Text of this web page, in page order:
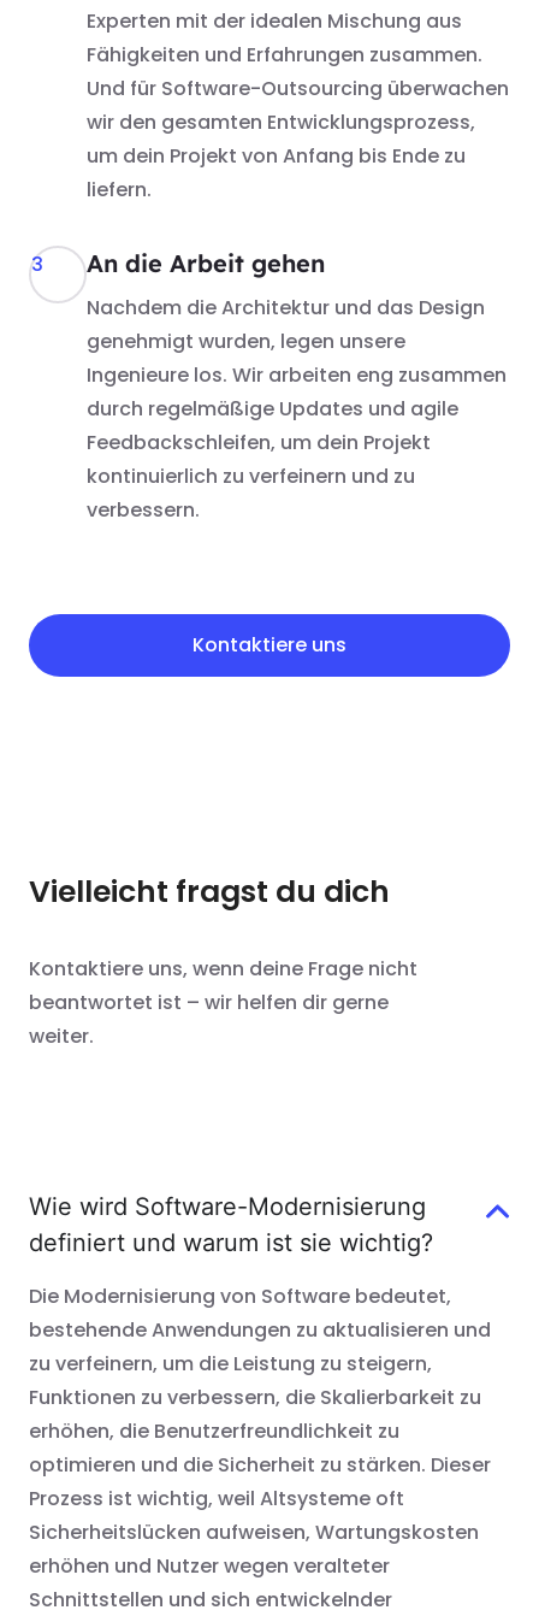
Experten mit der idealen Mischung aus
Fähigkeiten und Erfahrungen zusammen.
Und für Software-Outsourcing überwachen
wir den gesamten Entwicklungsprozess,
um dein Projekt von Anfang bis Ende zu
liefern.
3 An die Arbeit gehen
Nachdem die Architektur und das Design
genehmigt wurden, legen unsere
Ingenieure los. Wir arbeiten eng zusammen
durch regelmäßige Updates und agile
Feedbackschleifen, um dein Projekt
kontinuierlich zu verfeinern und zu
verbessern.
Kontaktiere uns
Vielleicht fragst du dich
Kontaktiere uns, wenn deine Frage nicht
beantwortet ist – wir helfen dir gerne
weiter.
Wie wird Software-Modernisierung
definiert und warum ist sie wichtig?
Die Modernisierung von Software bedeutet,
bestehende Anwendungen zu aktualisieren und
zu verfeinern, um die Leistung zu steigern,
Funktionen zu verbessern, die Skalierbarkeit zu
erhöhen, die Benutzerfreundlichkeit zu
optimieren und die Sicherheit zu stärken. Dieser
Prozess ist wichtig, weil Altsysteme oft
Sicherheitslücken aufweisen, Wartungskosten
erhöhen und Nutzer wegen veralteter
Schnittstellen und sich entwickelnder